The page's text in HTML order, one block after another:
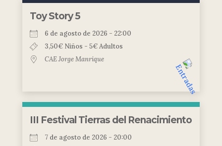
Toy Story 5
6 de agosto de 2026 - 22:00
3,50€ Niños - 5€ Adultos
CAE Jorge Manrique
III Festival Tierras del Renacimiento
7 de agosto de 2026 - 20:00